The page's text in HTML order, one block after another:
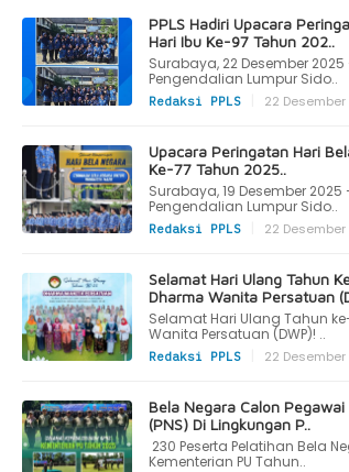
PPLS Hadiri Upacara
Hari Ibu Ke-97 Tahun 202..
Surabaya, 22 Desember
Pengendalian Lumpur Sido..
Redaksi PPLS 22
Upacara Peringatan Hari
Ke-77 Tahun 2025..
Surabaya, 19 Desember 2025
Pengendalian Lumpur Sido..
Redaksi PPLS 22
Selamat Hari Ulang Tahun
Dharma Wanita Persatuan
Selamat Hari Ulang Tahun
Wanita Persatuan (DWP)! ..
Redaksi PPLS 22
Bela Negara Calon Pegawai
(PNS) Di Lingkungan P..
230 Peserta Pelatihan Bela
Kementerian PU Tahun..